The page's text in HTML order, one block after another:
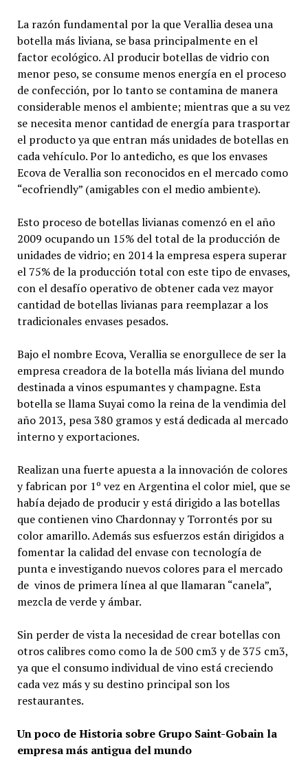
La razón fundamental por la que Verallia desea una
botella más liviana, se basa principalmente en el
factor ecológico. Al producir botellas de vidrio con
menor peso, se consume menos energía en el proceso
de confección, por lo tanto se contamina de manera
considerable menos el ambiente; mientras que a su vez
se necesita menor cantidad de energía para trasportar
el producto ya que entran más unidades de botellas en
cada vehículo. Por lo antedicho, es que los envases
Ecova de Verallia son reconocidos en el mercado como
“ecofriendly” (amigables con el medio ambiente).
Esto proceso de botellas livianas comenzó en el año
2009 ocupando un 15% del total de la producción de
unidades de vidrio; en 2014 la empresa espera superar
el 75% de la producción total con este tipo de envases,
con el desafío operativo de obtener cada vez mayor
cantidad de botellas livianas para reemplazar a los
tradicionales envases pesados.
Bajo el nombre Ecova, Verallia se enorgullece de ser la
empresa creadora de la botella más liviana del mundo
destinada a vinos espumantes y champagne. Esta
botella se llama Suyai como la reina de la vendimia del
año 2013, pesa 380 gramos y está dedicada al mercado
interno y exportaciones.
Realizan una fuerte apuesta a la innovación de colores
y fabrican por 1º vez en Argentina el color miel, que se
había dejado de producir y está dirigido a las botellas
que contienen vino Chardonnay y Torrontés por su
color amarillo. Además sus esfuerzos están dirigidos a
fomentar la calidad del envase con tecnología de
punta e investigando nuevos colores para el mercado
de vinos de primera línea al que llamaran “canela”,
mezcla de verde y ámbar.
Sin perder de vista la necesidad de crear botellas con
otros calibres como como la de 500 cm3 y de 375 cm3,
ya que el consumo individual de vino está creciendo
cada vez más y su destino principal son los
restaurantes.
Un poco de Historia sobre Grupo Saint-Gobain la
empresa más antigua del mundo